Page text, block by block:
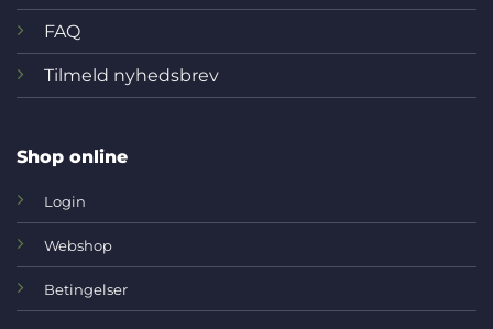
FAQ
Tilmeld nyhedsbrev
Shop online
Login
Webshop
Betingelser